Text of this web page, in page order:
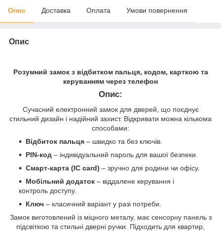
Опис Доставка Оплата Умови повернення
Опис
Розумний замок з відбитком пальця, кодом, карткою та
керуванням через телефон
Опис:
Сучасний електронний замок для дверей, що поєднує
стильний дизайн і надійний захист. Відкривати можна кількома
способами:
Відбиток пальця – швидко та без ключів.
PIN-код – індивідуальний пароль для вашої безпеки.
Смарт-карта (IC card) – зручно для родини чи офісу.
Мобільний додаток – віддалене керування і
контроль доступу.
Ключ – класичний варіант у разі потреби.
Замок виготовлений із міцного металу, має сенсорну панель з
підсвіткою та стильні дверні ручки. Підходить для квартир,